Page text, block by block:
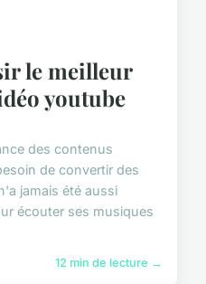
le meilleur
youtube
des contenus
de convertir des
jamais été aussi
écouter ses musiques
12 min de lecture →